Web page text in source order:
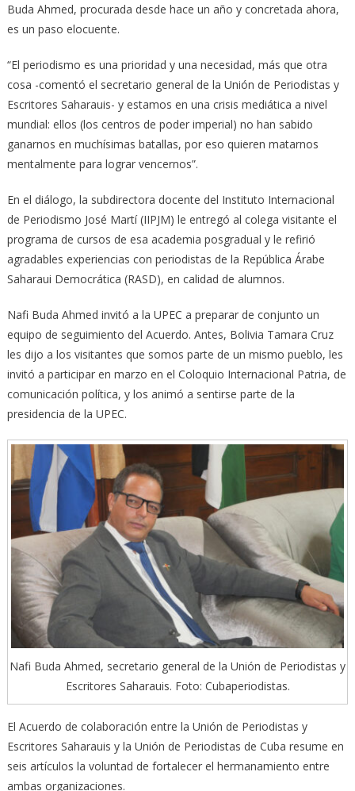
Buda Ahmed, procurada desde hace un año y concretada ahora,
es un paso elocuente.
“El periodismo es una prioridad y una necesidad, más que otra
cosa -comentó el secretario general de la Unión de Periodistas y
Escritores Saharauis- y estamos en una crisis mediática a nivel
mundial: ellos (los centros de poder imperial) no han sabido
ganarnos en muchísimas batallas, por eso quieren matarnos
mentalmente para lograr vencernos”.
En el diálogo, la subdirectora docente del Instituto Internacional
de Periodismo José Martí (IIPJM) le entregó al colega visitante el
programa de cursos de esa academia posgradual y le refirió
agradables experiencias con periodistas de la República Árabe
Saharaui Democrática (RASD), en calidad de alumnos.
Nafi Buda Ahmed invitó a la UPEC a preparar de conjunto un
equipo de seguimiento del Acuerdo. Antes, Bolivia Tamara Cruz
les dijo a los visitantes que somos parte de un mismo pueblo, les
invitó a participar en marzo en el Coloquio Internacional Patria, de
comunicación política, y los animó a sentirse parte de la
presidencia de la UPEC.
Nafi Buda Ahmed, secretario general de la Unión de Periodistas y
Escritores Saharauis. Foto: Cubaperiodistas.
El Acuerdo de colaboración entre la Unión de Periodistas y
Escritores Saharauis y la Unión de Periodistas de Cuba resume en
seis artículos la voluntad de fortalecer el hermanamiento entre
ambas organizaciones.